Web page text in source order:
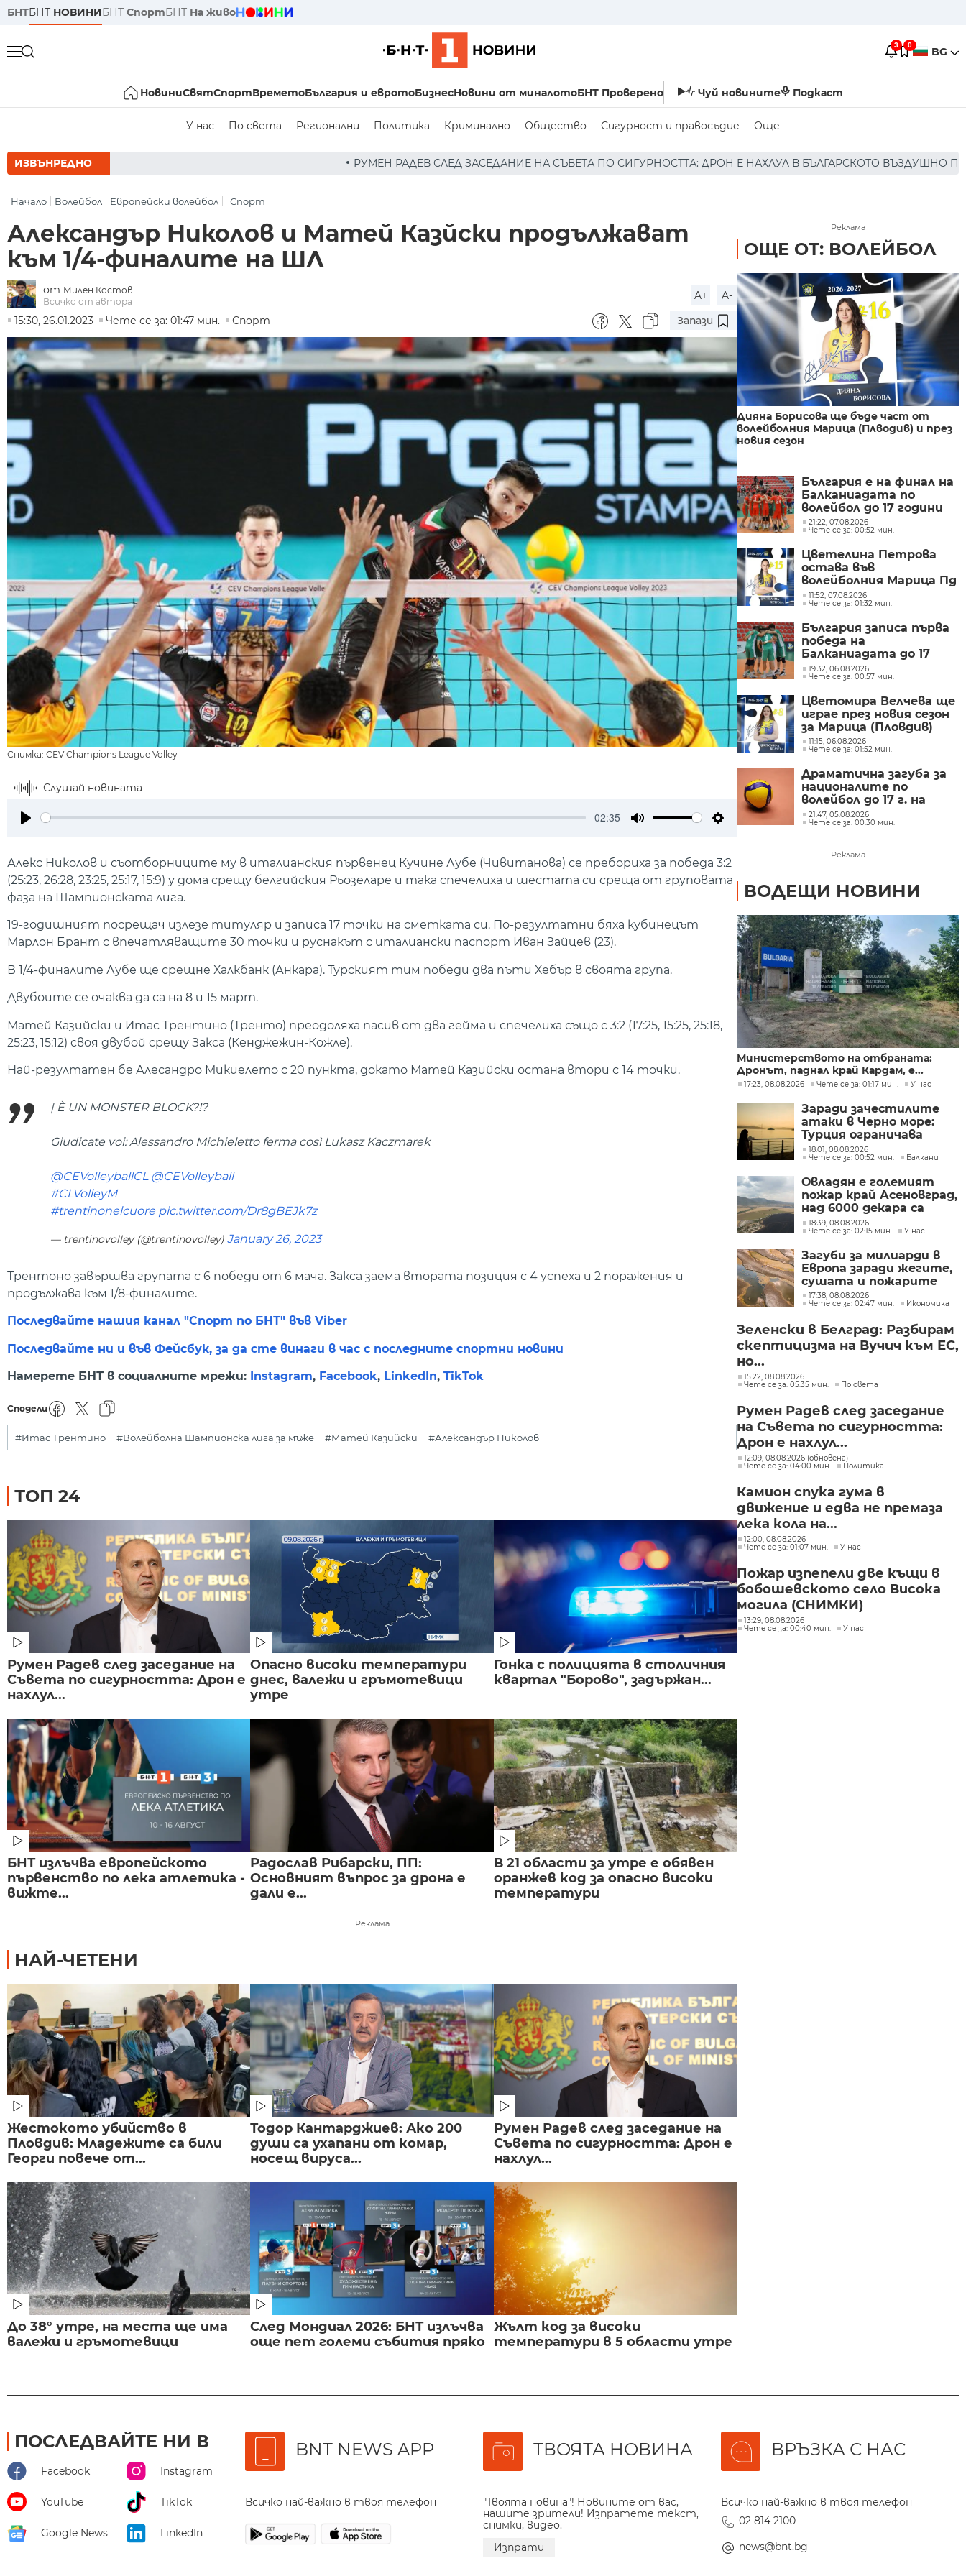
БНТБНТ НОВИНИБНТ СпортБНТ На живо
3 0 BG
НовиниСвятСпортВреметоБългария и евротоБизнесНовини от миналотоБНТ Проверено Чуй новините Подкаст
У нас По света Регионални Политика Криминално Общество Сигурност и правосъдие Още
ИЗВЪНРЕДНО РУМЕН РАДЕВ СЛЕД ЗАСЕДАНИЕ НА СЪВЕТА ПО СИГУРНОСТТА: ДРОН Е НАХЛУЛ В БЪЛГАРСКОТО ВЪЗДУШНО ПРОСТРАНСТВО * * *
Начало Волейбол Европейски волейбол Спорт
Александър Николов и Матей Казйски продължават
към 1/4-финалите на ШЛ
от Милен Костов
Всичко от автора
A+
A-
15:30, 26.01.2023
Чете се за: 01:47 мин. Спорт Запази
Снимка: CEV Champions League Volley
Слушай новината
-02:35
Алекс Николов и съотборниците му в италианския първенец Кучине Лубе (Чивитанова) се пребориха за победа 3:2
(25:23, 26:28, 23:25, 25:17, 15:9) у дома срещу белгийския Рьозеларе и така спечелиха и шестата си среща от груповата
фаза на Шампионската лига.
19-годишният посрещач излезе титуляр и записа 17 точки на сметката си. По-резултатни бяха кубинецът
Марлон Брант с впечатляващите 30 точки и руснакът с италиански паспорт Иван Зайцев (23).
В 1/4-финалите Лубе ще срещне Халкбанк (Анкара). Турският тим победи два пъти Хебър в своята група.
Двубоите се очаква да са на 8 и 15 март.
Матей Казийски и Итас Трентино (Тренто) преодоляха пасив от два гейма и спечелиха също с 3:2 (17:25, 15:25, 25:18,
25:23, 15:12) своя двубой срещу Закса (Кенджежин-Кожле).
Най-резултатен бе Алесандро Микиелето с 20 пункта, докато Матей Казийски остана втори с 14 точки.
| È UN MONSTER BLOCK?!?
Giudicate voi: Alessandro Michieletto ferma così Lukasz Kaczmarek
@CEVolleyballCL @CEVolleyball
#CLVolleyM
#trentinonelcuore pic.twitter.com/Dr8gBEJk7z
— trentinovolley (@trentinovolley) January 26, 2023
Трентоно завършва групата с 6 победи от 6 мача. Закса заема втората позиция с 4 успеха и 2 поражения и
продължава към 1/8-финалите.
Последвайте нашия канал "Спорт по БНТ" във Viber
Последвайте ни и във Фейсбук, за да сте винаги в час с последните спортни новини
Намерете БНТ в социалните мрежи: Instagram, Facebook, LinkedIn, TikTok
Сподели
#Итас Трентино #Волейболна Шампионска лига за мъже #Матей Казийски #Александър Николов
ТОП 24
Румен Радев след заседание на
Съвета по сигурността: Дрон е
нахлул...
Опасно високи температури
днес, валежи и гръмотевици
утре
Гонка с полицията в столичния
квартал "Борово", задържан...
БНТ излъчва европейското
първенство по лека атлетика -
вижте...
Радослав Рибарски, ПП:
Основният въпрос за дрона е
дали е...
В 21 области за утре е обявен
оранжев код за опасно високи
температури
Реклама
НАЙ-ЧЕТЕНИ
Жестокото убийство в
Пловдив: Младежите са били
Георги повече от...
Тодор Кантарджиев: Ако 200
души са ухапани от комар,
носещ вируса...
Румен Радев след заседание на
Съвета по сигурността: Дрон е
нахлул...
До 38° утре, на места ще има
валежи и гръмотевици
След Мондиал 2026: БНТ излъчва
още пет големи събития пряко
Жълт код за високи
температури в 5 области утре
Реклама
ОЩЕ ОТ: ВОЛЕЙБОЛ
Дияна Борисова ще бъде част от
волейболния Марица (Плводив) и през
новия сезон
България е на финал на
Балканиадата по
волейбол до 17 години
21:22, 07.08.2026
Чете се за: 00:52 мин.
Цветелина Петрова
остава във
волейболния Марица Пд
и през новия сезон
11:52, 07.08.2026
Чете се за: 01:32 мин.
България записа първа
победа на
Балканиадата до 17
години и се класира за
полуфиналите
19:32, 06.08.2026
Чете се за: 00:57 мин.
Цветомира Велчева ще
играе през новия сезон
за Марица (Пловдив)
11:15, 06.08.2026
Чете се за: 01:52 мин.
Драматична загуба за
националите по
волейбол до 17 г. на
балканското
21:47, 05.08.2026
Чете се за: 00:30 мин.
Реклама
ВОДЕЩИ НОВИНИ
Министерството на отбраната:
Дронът, паднал край Кардам, е...
17:23, 08.08.2026 Чете се за: 01:17 мин. У нас
Заради зачестилите
атаки в Черно море:
Турция ограничава
движението на
търговските кораби
18:01, 08.08.2026
Чете се за: 00:52 мин.
Балкани
Овладян е големият
пожар край Асеновград,
над 6000 декара са
засегнати
18:39, 08.08.2026
Чете се за: 02:15 мин.
У нас
Загуби за милиарди в
Европа заради жегите,
сушата и пожарите
17:38, 08.08.2026
Чете се за: 02:47 мин.
Икономика
Зеленски в Белград: Разбирам
скептицизма на Вучич към ЕС,
но...
15:22, 08.08.2026
Чете се за: 05:35 мин.
По света
Румен Радев след заседание
на Съвета по сигурността:
Дрон е нахлул...
12:09, 08.08.2026 (обновена)
Чете се за: 04:00 мин.
Политика
Камион спука гума в
движение и едва не премаза
лека кола на...
12:00, 08.08.2026
Чете се за: 01:07 мин.
У нас
Пожар изпепели две къщи в
бобошевското село Висока
могила (СНИМКИ)
13:29, 08.08.2026
Чете се за: 00:40 мин.
У нас
ПОСЛЕДВАЙТЕ НИ В
Facebook Instagram
YouTube TikTok
Google News LinkedIn
BNT NEWS APP
Всичко най-важно в твоя телефон
ТВОЯТА НОВИНА
"Твоята новина"! Новините от вас,
нашите зрители! Изпратете текст,
снимки, видео.
Изпрати
ВРЪЗКА С НАС
Всичко най-важно в твоя телефон
02 814 2100
news@bnt.bg